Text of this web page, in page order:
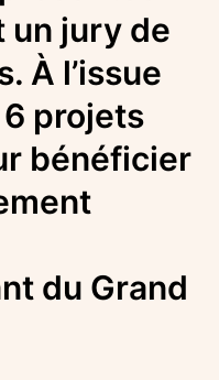
un jury de
À l’issue
projets
bénéficier
du Grand